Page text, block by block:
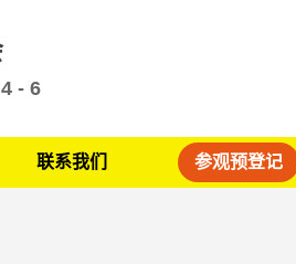
4 - 6
联系我们 参观预登记